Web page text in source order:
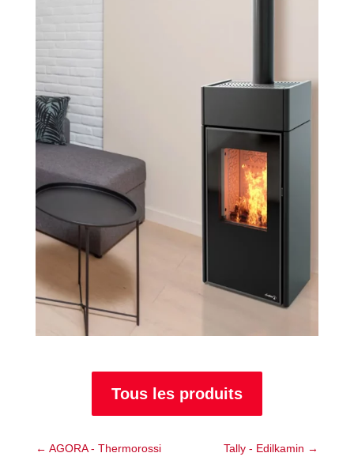
Tous les produits
← AGORA - Thermorossi Tally - Edilkamin →